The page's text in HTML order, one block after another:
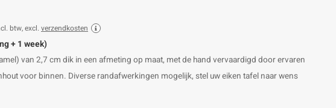
btw, excl. verzendkosten
+ 1 week)
van 2,7 cm dik in een afmeting op maat, met de hand vervaardigd door ervaren
voor binnen. Diverse randafwerkingen mogelijk, stel uw eiken tafel naar wens